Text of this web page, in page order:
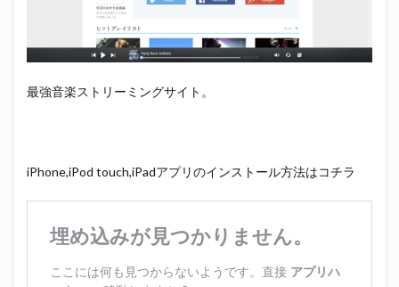
最強音楽ストリーミングサイト。
iPhone,iPod touch,iPadアプリのインストール方法はコチラ